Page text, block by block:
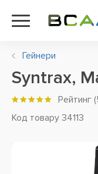
Гейнери
Syntrax,
Рейтинг (
Код товару 34113